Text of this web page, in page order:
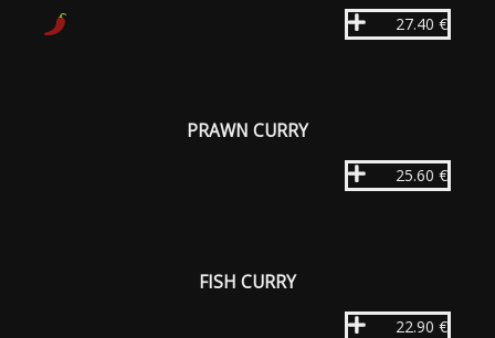
27.40 €
PRAWN CURRY
25.60 €
FISH CURRY
22.90 €